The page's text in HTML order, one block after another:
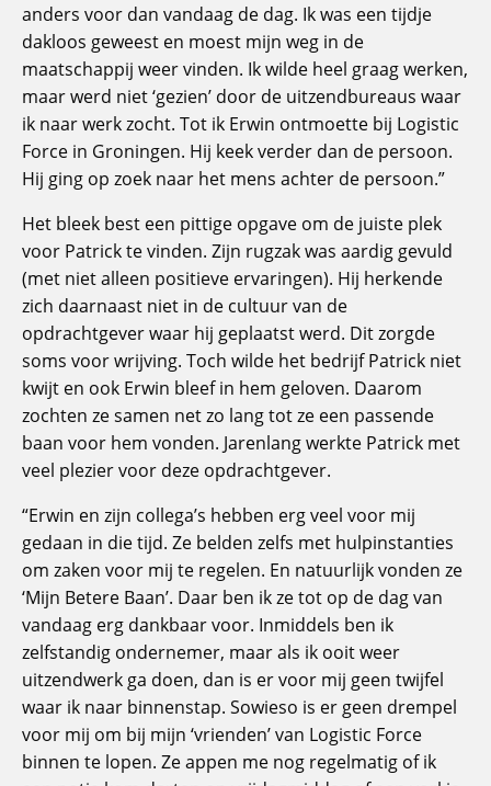
anders voor dan vandaag de dag. Ik was een tijdje
dakloos geweest en moest mijn weg in de
maatschappij weer vinden. Ik wilde heel graag werken,
maar werd niet ‘gezien’ door de uitzendbureaus waar
ik naar werk zocht. Tot ik Erwin ontmoette bij Logistic
Force in Groningen. Hij keek verder dan de persoon.
Hij ging op zoek naar het mens achter de persoon.”
Het bleek best een pittige opgave om de juiste plek
voor Patrick te vinden. Zijn rugzak was aardig gevuld
(met niet alleen positieve ervaringen). Hij herkende
zich daarnaast niet in de cultuur van de
opdrachtgever waar hij geplaatst werd. Dit zorgde
soms voor wrijving. Toch wilde het bedrijf Patrick niet
kwijt en ook Erwin bleef in hem geloven. Daarom
zochten ze samen net zo lang tot ze een passende
baan voor hem vonden. Jarenlang werkte Patrick met
veel plezier voor deze opdrachtgever.
“Erwin en zijn collega’s hebben erg veel voor mij
gedaan in die tijd. Ze belden zelfs met hulpinstanties
om zaken voor mij te regelen. En natuurlijk vonden ze
‘Mijn Betere Baan’. Daar ben ik ze tot op de dag van
vandaag erg dankbaar voor. Inmiddels ben ik
zelfstandig ondernemer, maar als ik ooit weer
uitzendwerk ga doen, dan is er voor mij geen twijfel
waar ik naar binnenstap. Sowieso is er geen drempel
voor mij om bij mijn ‘vrienden’ van Logistic Force
binnen te lopen. Ze appen me nog regelmatig of ik